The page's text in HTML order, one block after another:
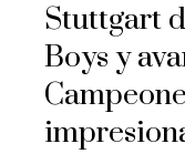
Stuttgart
Boys y